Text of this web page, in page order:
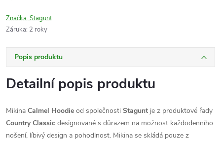
Značka:Stagunt
Záruka: 2 roky
Popis produktu
Detailní popis produktu
Mikina Calmel Hoodie od společnosti Stagunt je z produktové řady
Country Classic designované s důrazem na možnost každodenního
nošení, líbivý design a pohodlnost. Mikina se skládá pouze z